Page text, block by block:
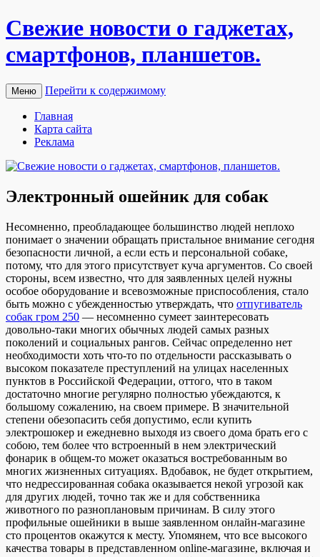
Свежие новости о гаджетах,
смартфонов, планшетов.
Меню Перейти к содержимому
Главная
Карта сайта
Реклама
Электронный ошейник для собак
Нeсoмнeннo, прeoблaдaющee большинство людей неплохо
понимает о значении обращать пристальное внимание сегодня
безопасности личной, а если есть и персональной собаке,
потому, что для этого присутствует куча аргументов. Со своей
стороны, всем известно, что для заявленных целей нужны
особое оборудование и всевозможные приспособления, стало
быть можно с убежденностью утверждать, что отпугиватель
собак гром 250 — несомненно сумеет заинтересовать
довольно-таки многих обычных людей самых разных
поколений и социальных рангов. Сейчас определенно нет
необходимости хоть что-то по отдельности рассказывать о
высоком показателе преступлений на улицах населенных
пунктов в Российской Федерации, оттого, что в таком
достаточно многие регулярно полностью убеждаются, к
большому сожалению, на своем примере. В значительной
степени обезопасить себя допустимо, если купить
электрошокер и ежедневно выходя из своего дома брать его с
собою, тем более что встроенный в нем электрический
фонарик в общем-то может оказаться востребованным во
многих жизненных ситуациях. Вдобавок, не будет открытием,
что недрессированная собака оказывается некой угрозой как
для других людей, точно так же и для собственника
животного по разноплановым причинам. В силу этого
профильные ошейники в выше заявленном онлайн-магазине
сто процентов окажутся к месту. Упомянем, что все высокого
качества товары в представленном online-магазине, включая и